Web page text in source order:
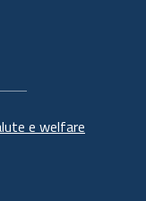
e welfare